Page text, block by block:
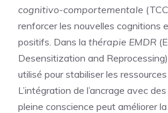
cognitivo-comportementale
renforcer les nouvelles cognitions
positifs. Dans la thérapie EMDR
Desensitization and
utilisé pour stabiliser les
L’intégration de l’ancrage avec
pleine conscience peut améliorer